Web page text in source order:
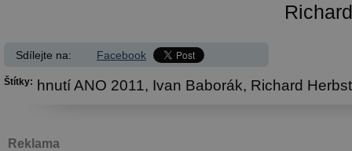
Richard
Sdílejte na: Facebook
Štítky: hnutí ANO 2011, Ivan Baborák, Richard
Reklama